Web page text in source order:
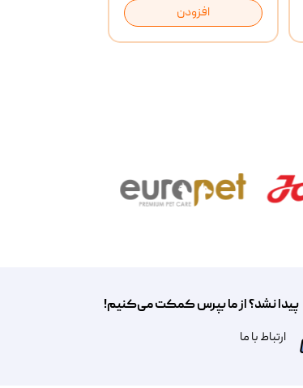
افزودن
پیدا نشد؟ از ما بپرس کمکت می‌کنیم!
​​​ارتباط با ما